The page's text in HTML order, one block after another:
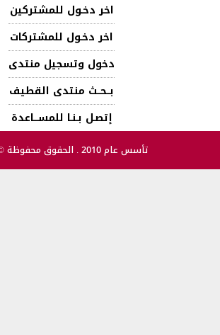
اخر دخـول للمشتركين
اخر دخـول للمشتركات
دخول وتسجيل منتدى
بــحــث منتدى القطيف
إتصـل بـنـا للمســـاعدة
تأسس عام 2010 . الحقوق محفوظة © 2026